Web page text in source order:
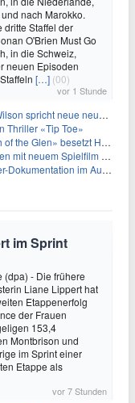
nach Marokko.
dritte Staffel der
O'Brien Must Go
in die Schweiz,
neuen Episoden
[…] (00)
vor 1 Stunde
neuseeländische Serie «Settling»
Thriller «Tip Toe»
Glen» besetzt Hauptrollen
neuem Spielfilm zurück
im August
im Sprint
(dpa) - Die frühere
Liane Lippert hat
Etappenerfolg
der Frauen
153,4
Montbrison und
im Sprint einer
Etappe als
vor 7 Stunden